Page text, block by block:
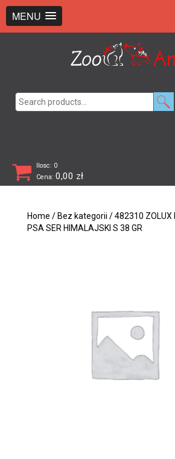
MENU
Ilosc: 0
Cena: 0,00 zł
Home / Bez kategorii / 482310 ZOLUX
PSA SER HIMALAJSKI S 38 GR